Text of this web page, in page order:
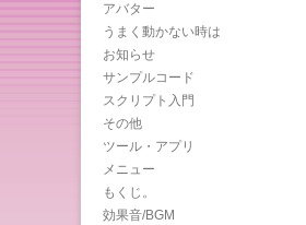
アバター
うまく動かない時は
お知らせ
サンプルコード
スクリプト入門
その他
ツール・アプリ
メニュー
もくじ。
効果音/BGM